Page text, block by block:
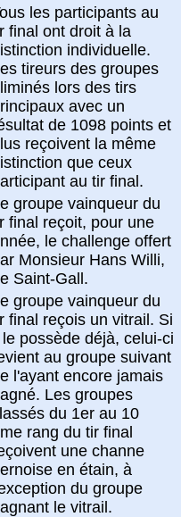
les participants au
final ont droit à la
individuelle.
tireurs des groupes
lors des tirs
avec un
de 1098 points et
reçoivent la même
que ceux
au tir final.
groupe vainqueur du
final reçoit, pour une
le challenge offert
Monsieur Hans Willi,
Saint-Gall.
groupe vainqueur du
final reçois un vitrail. Si
le possède déjà, celui-ci
au groupe suivant
l'ayant encore jamais
Les groupes
du 1er au 10
rang du tir final
une channe
en étain, à
du groupe
le vitrail.